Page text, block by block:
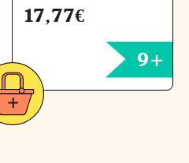
17,77€
9+